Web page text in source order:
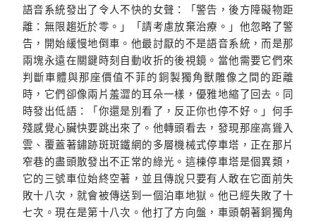
語音系統發出了令人不快的女聲：「警告，後方障礙物距
離：無限趨近於零。」「請考慮放棄治療。」他忽略了警
告，開始緩慢地倒車。他最討厭的不是語音系統，而是那
兩塊永遠在關鍵時刻自動收折的後視鏡。當他需要它們來
判斷車體與那座價值不菲的銅製獨角獸雕像之間的距離
時，它們卻像兩片羞澀的耳朵一樣，優雅地縮了回去。同
時發出低語：「你還是別看了，反正你也停不好。」何手
殘感覺心臟快要跳出來了。他轉頭看去，發現那座高聳入
雲、覆蓋著鏽跡斑斑鐵網的多層機械式停車塔，正在那片
窄巷的盡頭散發出不正常的綠光。這棟停車塔是個異類，
它的三號車位始終空著，並且傳說只要有人敢在它面前失
敗十八次，就會被傳送到一個泊車地獄。他已經失敗了十
七次。現在是第十八次。他打了方向盤，車頭朝著銅獨角